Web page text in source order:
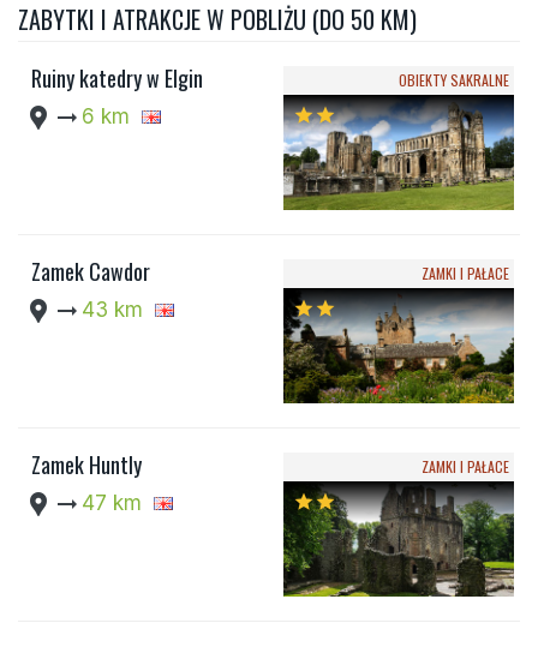
ZABYTKI I ATRAKCJE W POBLIŻU (DO 50 KM)
Ruiny katedry w Elgin
location_pin arrow_right_alt 6 km
OBIEKTY SAKRALNE
starstar
Zamek Cawdor
location_pin arrow_right_alt 43 km
ZAMKI I PAŁACE
starstar
Zamek Huntly
location_pin arrow_right_alt 47 km
ZAMKI I PAŁACE
starstar